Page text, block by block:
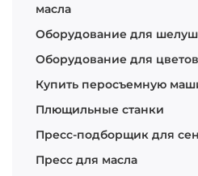
масла
Оборудование для
Оборудование для цветов
Купить перосъемную
Плющильные станки
Пресс-подборщик для
Пресс для масла